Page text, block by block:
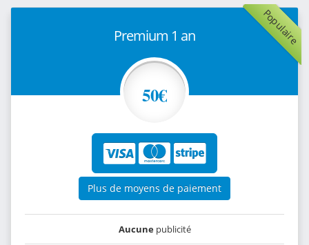
Populaire
Premium 1 an
50€
Plus de moyens de paiement
Aucunepublicité